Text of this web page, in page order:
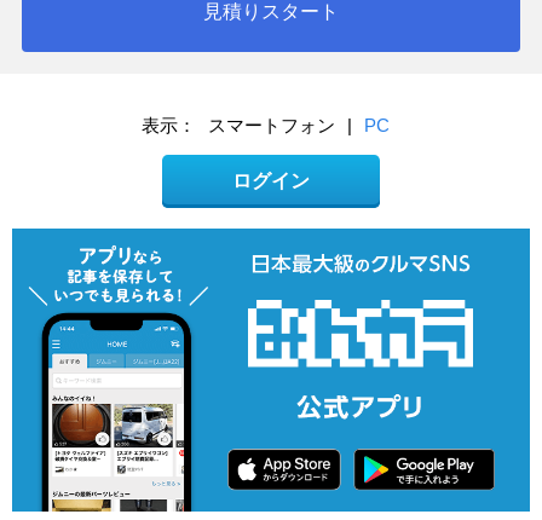
見積りスタート
表示： スマートフォン | PC
ログイン